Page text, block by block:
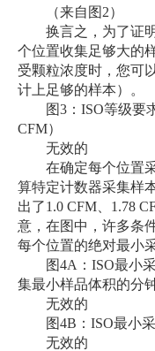
（来自图2）
换言之，为了证明
个位置收集足够大的
受颗粒浓度时，您可
计上足够的样本）。
图3：ISO等级要求
CFM）
无效的
在确定每个位置采
算特定计数器采集样
出了1.0 CFM、1.78
意，在图中，许多条
每个位置的绝对最小
图4A：ISO最小采
集最小样品体积的分
无效的
图4B：ISO最小采
无效的